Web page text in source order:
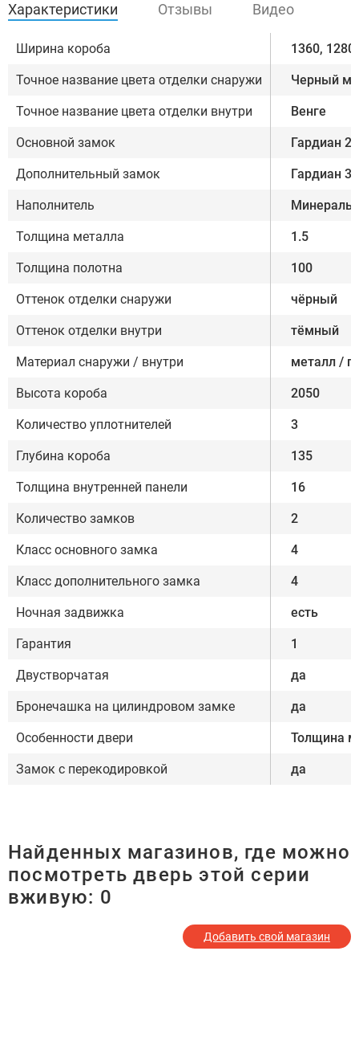
Характеристики Отзывы Видео
Ширина короба 1360, 1280
Точное название цвета отделки снаружи Черный
Точное название цвета отделки внутри Венге
Основной замок Гардиан
Дополнительный замок Гардиан
Наполнитель
Толщина металла 1.5
Толщина полотна 100
Оттенок отделки снаружи чёрный
Оттенок отделки внутри тёмный
Материал снаружи / внутри металл /
Высота короба 2050
Количество уплотнителей 3
Глубина короба 135
Толщина внутренней панели 16
Количество замков 2
Класс основного замка 4
Класс дополнительного замка 4
Ночная задвижка есть
Гарантия 1
Двустворчатая да
Бронечашка на цилиндровом замке да
Особенности двери Толщина
Замок с перекодировкой да
Найденных магазинов, где можно
посмотреть дверь этой серии
вживую: 0
Добавить свой магазин